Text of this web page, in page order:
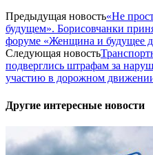
Предыдущая новость«Не
будущем». Борисовчанки
форуме «Женщина и будущее
Следующая новость
подверглись штрафам за
участию в дорожном
Другие интересные новости